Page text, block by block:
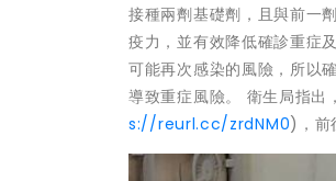
接種兩劑基礎劑，且與前一
疫力，並有效降低確診重症
可能再次感染的風險，所以
導致重症風險。 衛生局指出
s://reurl.cc/zrdNM0)，前